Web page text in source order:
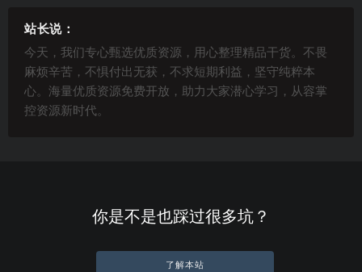
站长说：
今天，我们专心甄选优质资源，用心整理精品干货。不畏
麻烦辛苦，不惧付出无获，不求短期利益，坚守纯粹本
心。海量优质资源免费开放，助力大家潜心学习，从容掌
控资源新时代。
你是不是也踩过很多坑？
了解本站